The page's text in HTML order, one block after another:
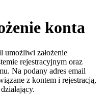
konta
umożliwi założenie
rejestracyjnym oraz
Na podany adres email
z kontem i rejestracją,